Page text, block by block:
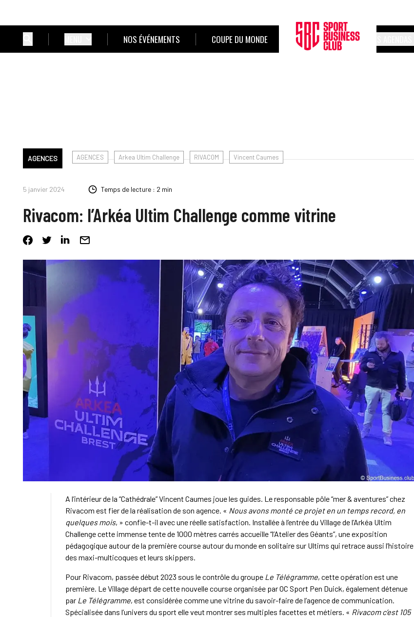
NOS ÉVÉNEMENTS COUPE DU MONDE
AGENCES AGENCES Arkea Ultim Challenge RIVACOM Vincent Caumes
5 janvier 2024 Temps de lecture : 2 min
Rivacom: l’Arkéa Ultim Challenge comme vitrine
A l’intérieur de la “Cathédrale” Vincent Caumes joue les guides. Le responsable pôle “mer & aventures” chez
Rivacom est fier de la réalisation de son agence. « Nous avons monté ce projet en un temps record, en
quelques mois, » confie-t-il avec une réelle satisfaction. Installée à l’entrée du Village de l’Arkéa Ultim
Challenge cette immense tente de 1000 mètres carrés accueille “l’Atelier des Géants”, une exposition
pédagogique autour de la première course autour du monde en solitaire sur Ultims qui retrace aussi l’histoire
des maxi-multicoques et leurs skippers.
Pour Rivacom, passée début 2023 sous le contrôle du groupe Le Télégramme, cette opération est une
première. Le Village départ de cette nouvelle course organisée par OC Sport Pen Duick, également détenue
par Le Télégramme, est considérée comme une vitrine du savoir-faire de l’agence de communication.
Spécialisée dans l’univers du sport elle veut montrer ses multiples facettes et métiers. « Rivacom c’est 105